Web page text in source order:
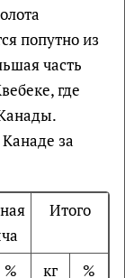
попутно из
часть
где
за
Итого
% кг %